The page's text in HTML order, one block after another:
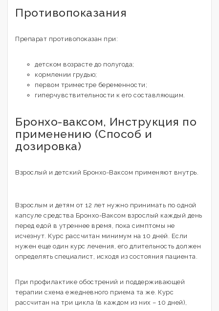
Противопоказания
Препарат противопоказан при:
детском возрасте до полугода;
кормлении грудью;
первом триместре беременности;
гиперчувствительности к его составляющим.
Бронхо-ваксом, Инструкция по
применению (Способ и
дозировка)
Взрослый и детский Бронхо-Ваксом применяют внутрь.
Взрослым и детям от 12 лет нужно принимать по одной
капсуле средства Бронхо-Ваксом взрослый каждый день
перед едой в утреннее время, пока симптомы не
исчезнут. Курс рассчитан минимум на 10 дней. Если
нужен еще один курс лечения, его длительность должен
определять специалист, исходя из состояния пациента.
При профилактике обострений и поддерживающей
терапии схема ежедневного приема та же. Курс
рассчитан на три цикла (в каждом из них – 10 дней),